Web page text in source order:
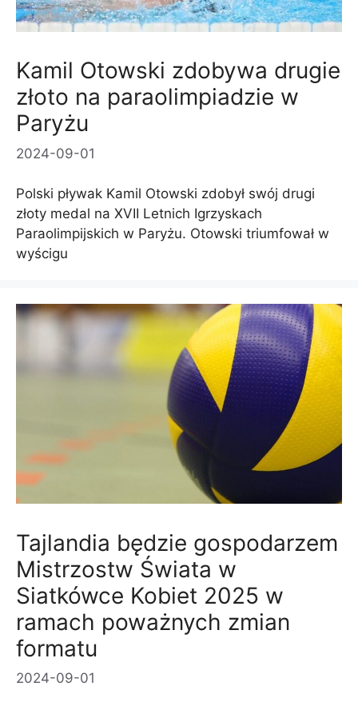
Kamil Otowski zdobywa drugie
złoto na paraolimpiadzie w
Paryżu
2024-09-01
Polski pływak Kamil Otowski zdobył swój drugi
złoty medal na XVII Letnich Igrzyskach
Paraolimpijskich w Paryżu. Otowski triumfował w
wyścigu
Tajlandia będzie gospodarzem
Mistrzostw Świata w
Siatkówce Kobiet 2025 w
ramach poważnych zmian
formatu
2024-09-01